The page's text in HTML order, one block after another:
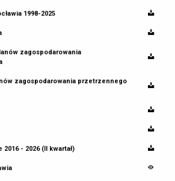
1998-2025
zagospodarowania
zagospodarowania przetrzennego
- 2026 (II kwartał)